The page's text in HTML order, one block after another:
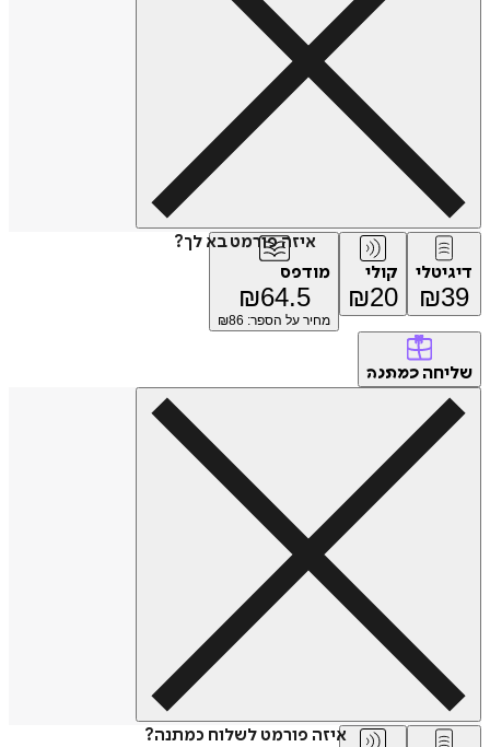
איזה פורמט בא לך?
דיגיטלי
₪39
קולי
₪20
מודפס
₪64.5
מחיר על הספר: ₪ 86
שליחה כמתנה
איזה פורמט לשלוח כמתנה?